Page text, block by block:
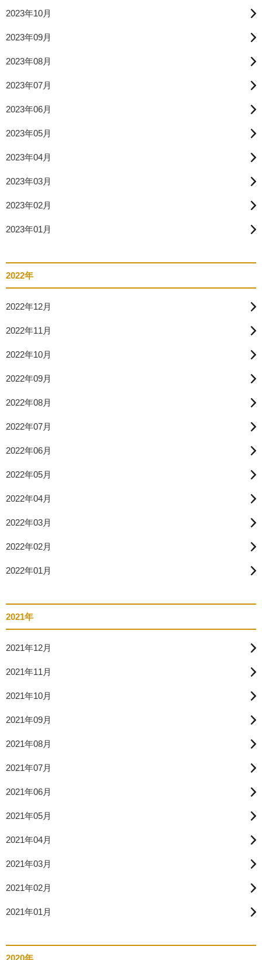
2023年10月
2023年09月
2023年08月
2023年07月
2023年06月
2023年05月
2023年04月
2023年03月
2023年02月
2023年01月
2022年
2022年12月
2022年11月
2022年10月
2022年09月
2022年08月
2022年07月
2022年06月
2022年05月
2022年04月
2022年03月
2022年02月
2022年01月
2021年
2021年12月
2021年11月
2021年10月
2021年09月
2021年08月
2021年07月
2021年06月
2021年05月
2021年04月
2021年03月
2021年02月
2021年01月
2020年